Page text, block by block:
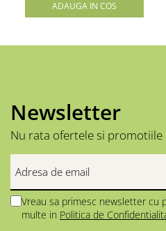
ADAUGA IN COS
Newsletter
Nu rata ofertele si
Vreau sa primesc newsletter cu
multe in Politica de